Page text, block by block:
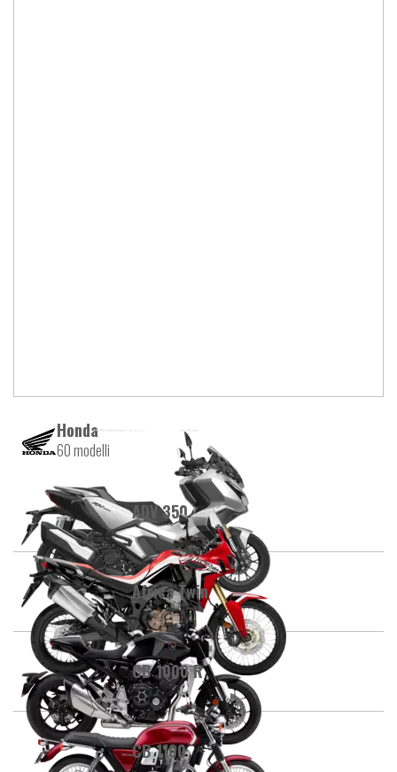
Honda
60 modelli
ADV 350
Africa Twin
CB 1000 R
CB 1100